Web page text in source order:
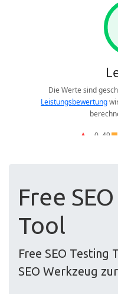
Free
Tool
Free SEO Testing
SEO Werkzeug